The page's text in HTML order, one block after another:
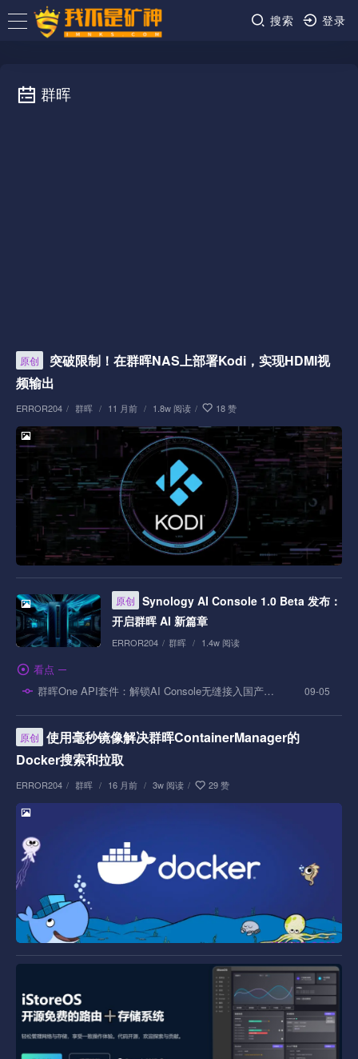
搜索 登录
群晖
原创
突破限制！在群晖NAS上部署Kodi，实现HDMI视
频输出
ERROR204 / 群晖 / 11 月前 / 1.8w 阅读 / 18 赞
原创 Synology AI Console 1.0 Beta 发布：
开启群晖 AI 新篇章
ERROR204 / 群晖 / 1.4w 阅读
看点
群晖One API套件：解锁AI Console无缝接入国产大模型
09-05
原创 使用毫秒镜像解决群晖ContainerManager的
Docker搜索和拉取
ERROR204 / 群晖 / 16 月前 / 3w 阅读 / 29 赞